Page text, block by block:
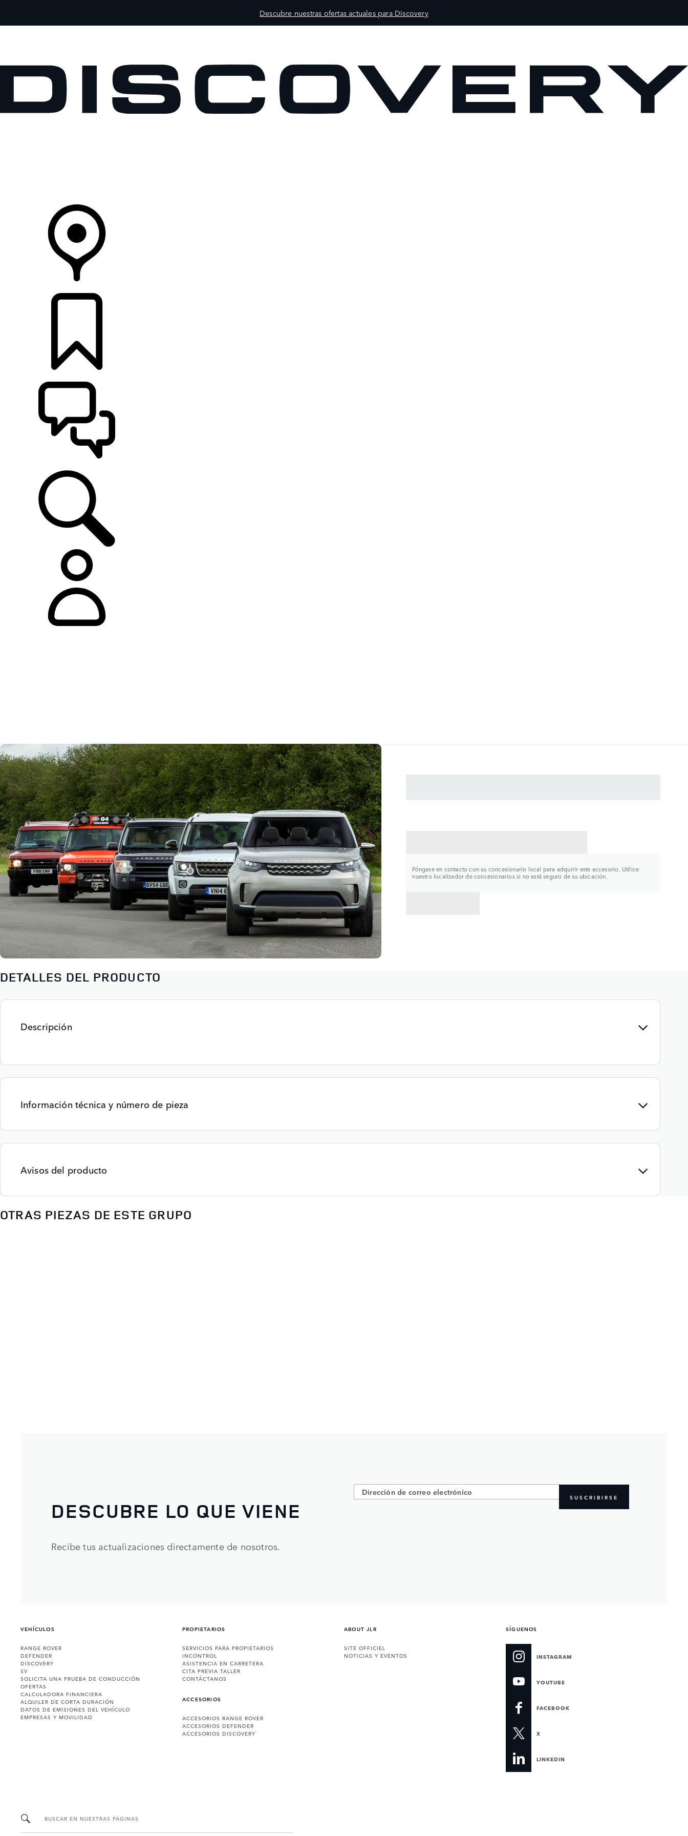
Descubre nuestras ofertas actuales para Discovery
Póngase en contacto con su concesionario local para adquirir este accesorio. Utilice
nuestro localizador de concesionarios si no está seguro de su ubicación.
DETALLES DEL PRODUCTO
Descripción
Información técnica y número de pieza
Avisos del producto
OTRAS PIEZAS DE ESTE GRUPO
DESCUBRE LO QUE VIENE
Recibe tus actualizaciones directamente de nosotros.
SUSCRIBIRSE
VEHÍCULOS
RANGE ROVER
DEFENDER
DISCOVERY
SV
SOLICITA UNA PRUEBA DE CONDUCCIÓN
OFERTAS
CALCULADORA FINANCIERA
ALQUILER DE CORTA DURACIÓN
DATOS DE EMISIONES DEL VEHÍCULO
EMPRESAS Y MOVILIDAD
PROPIETARIOS
SERVICIOS PARA PROPIETARIOS
INCONTROL
ASISTENCIA EN CARRETERA
CITA PREVIA TALLER
CONTÁCTANOS
ACCESORIOS
ACCESORIOS RANGE ROVER
ACCESORIOS DEFENDER
ACCESORIOS DISCOVERY
ABOUT JLR
SITE OFFICIEL
NOTICIAS Y EVENTOS
SÍGUENOS
INSTAGRAM
YOUTUBE
FACEBOOK
X
LINKEDIN
BUSCAR EN NUESTRAS PÁGINAS